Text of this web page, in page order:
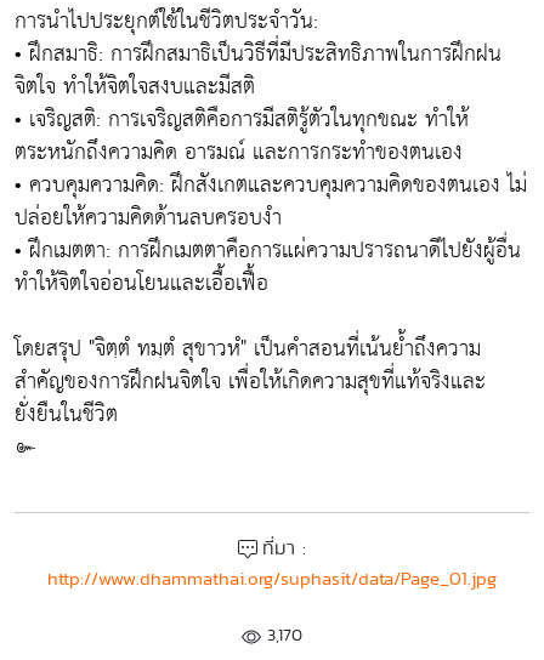
การนำไปประยุกต์ใช้ในชีวิตประจำวัน:
• ฝึกสมาธิ: การฝึกสมาธิเป็นวิธีที่มีประสิทธิภาพในการฝึกฝน
จิตใจ ทำให้จิตใจสงบและมีสติ
• เจริญสติ: การเจริญสติคือการมีสติรู้ตัวในทุกขณะ ทำให้
ตระหนักถึงความคิด อารมณ์ และการกระทำของตนเอง
• ควบคุมความคิด: ฝึกสังเกตและควบคุมความคิดของตนเอง ไม่
ปล่อยให้ความคิดด้านลบครอบงำ
• ฝึกเมตตา: การฝึกเมตตาคือการแผ่ความปรารถนาดีไปยังผู้อื่น
ทำให้จิตใจอ่อนโยนและเอื้อเฟื้อ
โดยสรุป "จิตฺตํ ทมฺตํ สุขาวหํ" เป็นคำสอนที่เน้นย้ำถึงความ
สำคัญของการฝึกฝนจิตใจ เพื่อให้เกิดความสุขที่แท้จริงและ
ยั่งยืนในชีวิต
๛
ที่มา :
http://www.dhammathai.org/suphasit/data/Page_01.jpg
3,170